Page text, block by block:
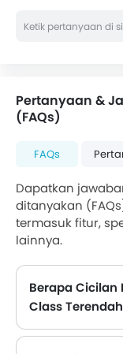
Pertanyaan &
(FAQs)
FAQs
Dapatkan
ditanyakan
termasuk fitur,
lainnya.
Berapa Cicilan
Class